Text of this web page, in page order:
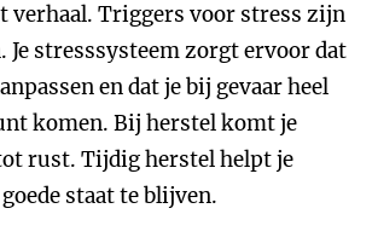
verhaal. Triggers voor stress zijn
Je stresssysteem zorgt ervoor dat
en dat je bij gevaar heel
komen. Bij herstel komt je
rust. Tijdig herstel helpt je
staat te blijven.